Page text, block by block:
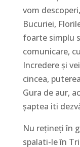
vom
Bucuriei,
foarte simplu
comunicare,
Incredere și
cincea,
Gura de aur,
șaptea iti
Nu rețineți în
spalati-le în